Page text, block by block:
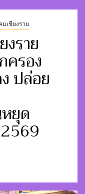
มเชียงราย
ราย
ครอง
ปล่อย
ยุด